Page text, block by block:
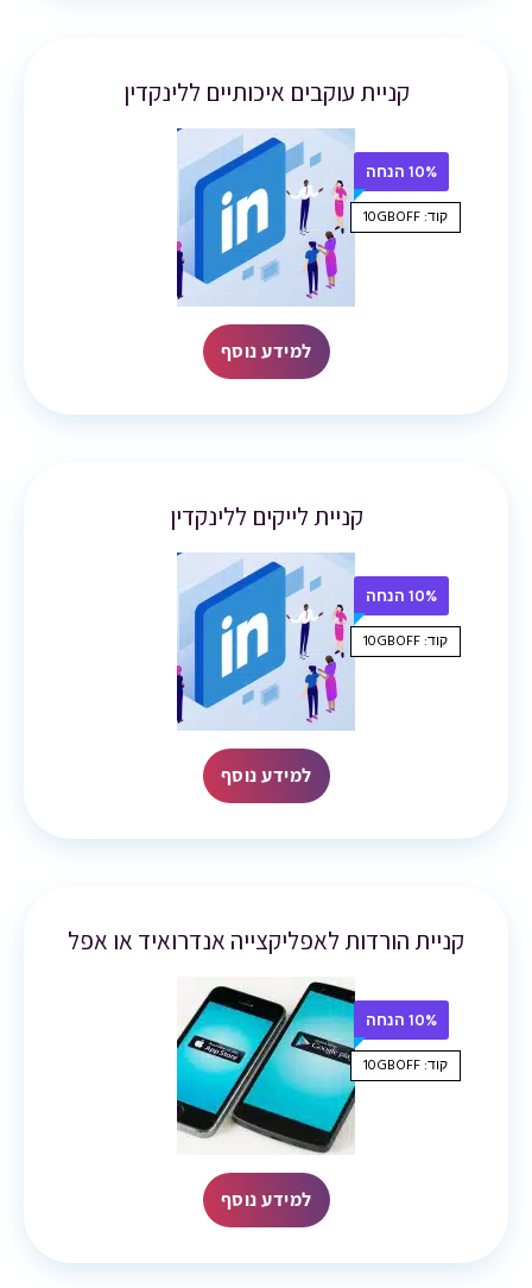
קניית עוקבים איכותיים ללינקדין
10% הנחה
קוד: 10GBOFF
למידע נוסף
קניית לייקים ללינקדין
10% הנחה
קוד: 10GBOFF
למידע נוסף
קניית הורדות לאפליקצייה אנדרואיד או אפל
10% הנחה
קוד: 10GBOFF
למידע נוסף